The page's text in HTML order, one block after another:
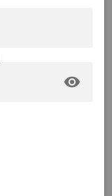
visibility